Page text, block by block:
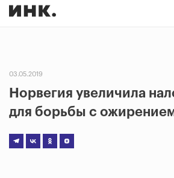
03.05.2019
Норвегия увеличила
для борьбы с